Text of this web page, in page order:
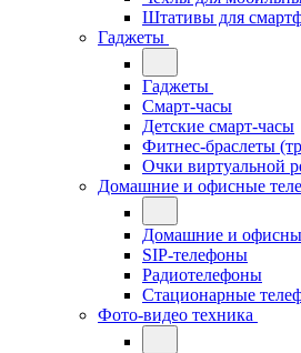
Штативы для
Гаджеты
Гаджеты
Смарт-часы
Детские смарт-часы
Фитнес-браслеты
Очки виртуальной
Домашние и офисные
Домашние и
SIP-телефоны
Радиотелефоны
Стационарные
Фото-видео техника